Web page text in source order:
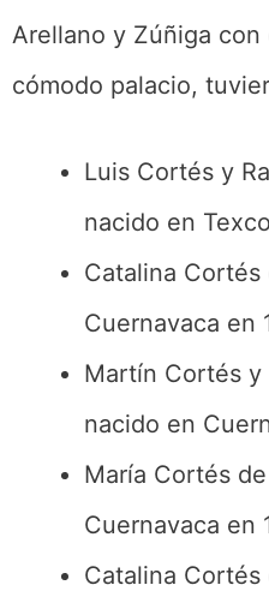
Arellano y Zúñiga
cómodo palacio,
Luis Cortés y
nacido en
Catalina
Cuernavaca en
Martín Cortés y
nacido en
María Cortés
Cuernavaca en
Catalina